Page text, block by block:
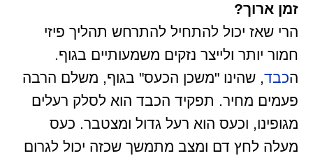
זמן ארוך?
הרי שאז יכול להתחיל להתרחש תהליך פיזי
חמור יותר ולייצר נזקים משמעותיים בגוף.
הכבד, שהינו "משכן הכעס" בגוף, משלם הרבה
פעמים מחיר. תפקיד הכבד הוא לסלק רעלים
מגופינו, וכעס הוא רעל גדול ומצטבר. כעס
מעלה לחץ דם ומצב מתמשך שכזה יכול לגרום